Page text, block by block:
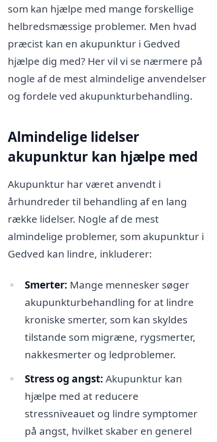
som kan hjælpe med mange forskellige
helbredsmæssige problemer. Men hvad
præcist kan en akupunktur i Gedved
hjælpe dig med? Her vil vi se nærmere på
nogle af de mest almindelige anvendelser
og fordele ved akupunkturbehandling.
Almindelige lidelser
akupunktur kan hjælpe med
Akupunktur har været anvendt i
århundreder til behandling af en lang
række lidelser. Nogle af de mest
almindelige problemer, som akupunktur i
Gedved kan lindre, inkluderer:
Smerter: Mange mennesker søger
akupunkturbehandling for at lindre
kroniske smerter, som kan skyldes
tilstande som migræne, rygsmerter,
nakkesmerter og ledproblemer.
Stress og angst: Akupunktur kan
hjælpe med at reducere
stressniveauet og lindre symptomer
på angst, hvilket skaber en generel